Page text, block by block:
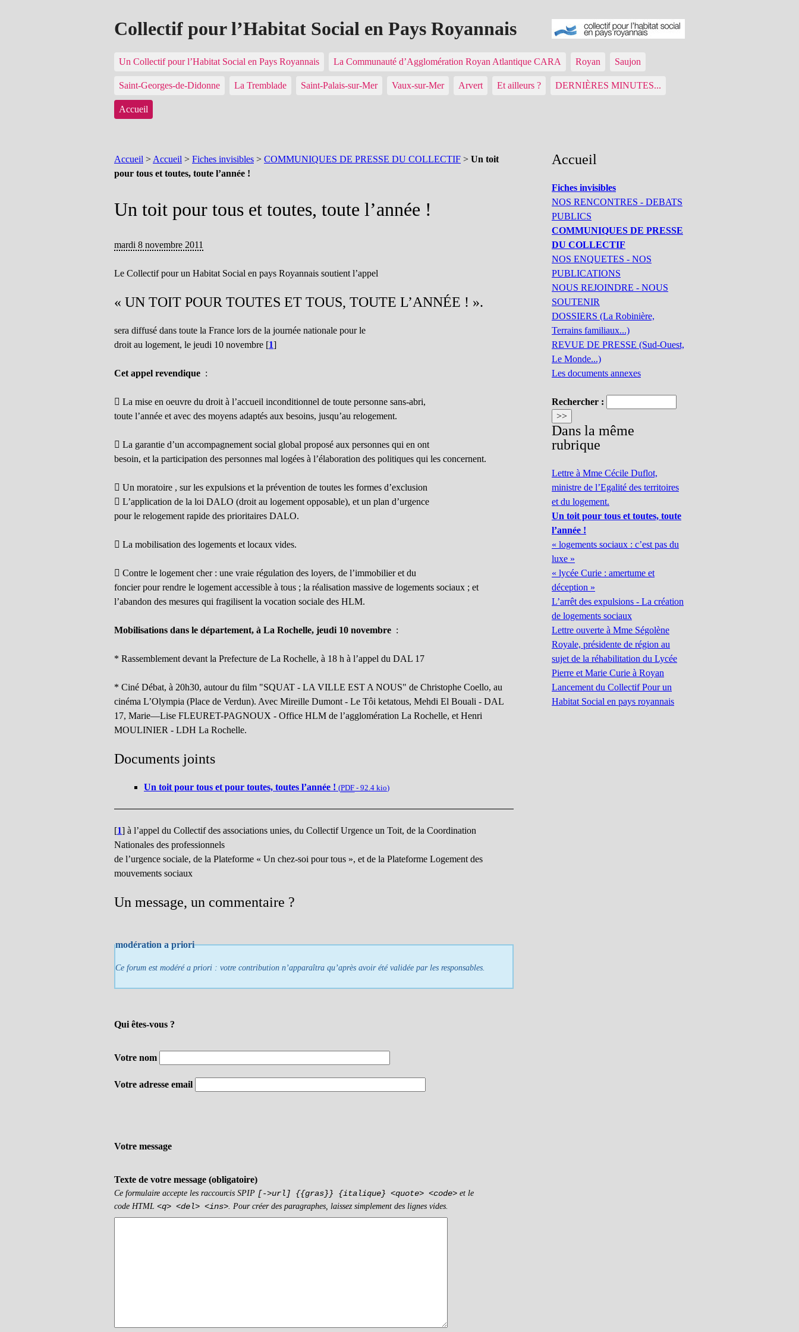
Collectif pour l’Habitat Social en Pays Royannais
Un Collectif pour l’Habitat Social en Pays Royannais La Communauté d’Agglomération Royan Atlantique CARA Royan Saujon
Saint-Georges-de-Didonne La Tremblade Saint-Palais-sur-Mer Vaux-sur-Mer Arvert Et ailleurs ? DERNIÈRES MINUTES...
Accueil
Accueil > Accueil > Fiches invisibles > COMMUNIQUES DE PRESSE DU COLLECTIF > Un toit
pour tous et toutes, toute l’année !
Un toit pour tous et toutes, toute l’année !
mardi 8 novembre 2011
Le Collectif pour un Habitat Social en pays Royannais soutient l’appel
« UN TOIT POUR TOUTES ET TOUS, TOUTE L’ANNÉE ! ».
sera diffusé dans toute la France lors de la journée nationale pour le
droit au logement, le jeudi 10 novembre [1]
Cet appel revendique :
 La mise en oeuvre du droit à l’accueil inconditionnel de toute personne sans-abri,
toute l’année et avec des moyens adaptés aux besoins, jusqu’au relogement.
 La garantie d’un accompagnement social global proposé aux personnes qui en ont
besoin, et la participation des personnes mal logées à l’élaboration des politiques qui les concernent.
 Un moratoire , sur les expulsions et la prévention de toutes les formes d’exclusion
 L’application de la loi DALO (droit au logement opposable), et un plan d’urgence
pour le relogement rapide des prioritaires DALO.
 La mobilisation des logements et locaux vides.
 Contre le logement cher : une vraie régulation des loyers, de l’immobilier et du
foncier pour rendre le logement accessible à tous ; la réalisation massive de logements sociaux ; et
l’abandon des mesures qui fragilisent la vocation sociale des HLM.
Mobilisations dans le département, à La Rochelle, jeudi 10 novembre :
* Rassemblement devant la Prefecture de La Rochelle, à 18 h à l’appel du DAL 17
* Ciné Débat, à 20h30, autour du film "SQUAT - LA VILLE EST A NOUS" de Christophe Coello, au
cinéma L’Olympia (Place de Verdun). Avec Mireille Dumont - Le Tôi ketatous, Mehdi El Bouali - DAL
17, Marie—Lise FLEURET-PAGNOUX - Office HLM de l’agglomération La Rochelle, et Henri
MOULINIER - LDH La Rochelle.
Documents joints
Un toit pour tous et pour toutes, toutes l’année ! (PDF - 92.4 kio)
[1] à l’appel du Collectif des associations unies, du Collectif Urgence un Toit, de la Coordination
Nationales des professionnels
de l’urgence sociale, de la Plateforme « Un chez-soi pour tous », et de la Plateforme Logement des
mouvements sociaux
Un message, un commentaire ?
modération a priori
Ce forum est modéré a priori : votre contribution n’apparaîtra qu’après avoir été validée par les responsables.
Qui êtes-vous ?
Votre nom
Votre adresse email
Votre message
Texte de votre message (obligatoire)
Ce formulaire accepte les raccourcis SPIP [->url] {{gras}} {italique} <quote> <code> et le
code HTML <q> <del> <ins> . Pour créer des paragraphes, laissez simplement des lignes vides.
Accueil
Fiches invisibles
NOS RENCONTRES - DEBATS
PUBLICS
COMMUNIQUES DE PRESSE
DU COLLECTIF
NOS ENQUETES - NOS
PUBLICATIONS
NOUS REJOINDRE - NOUS
SOUTENIR
DOSSIERS (La Robinière,
Terrains familiaux...)
REVUE DE PRESSE (Sud-Ouest,
Le Monde...)
Les documents annexes
Rechercher :
Dans la même
rubrique
Lettre à Mme Cécile Duflot,
ministre de l’Egalité des territoires
et du logement.
Un toit pour tous et toutes, toute
l’année !
« logements sociaux : c’est pas du
luxe »
« lycée Curie : amertume et
déception »
L’arrêt des expulsions - La création
de logements sociaux
Lettre ouverte à Mme Ségolène
Royale, présidente de région au
sujet de la réhabilitation du Lycée
Pierre et Marie Curie à Royan
Lancement du Collectif Pour un
Habitat Social en pays royannais